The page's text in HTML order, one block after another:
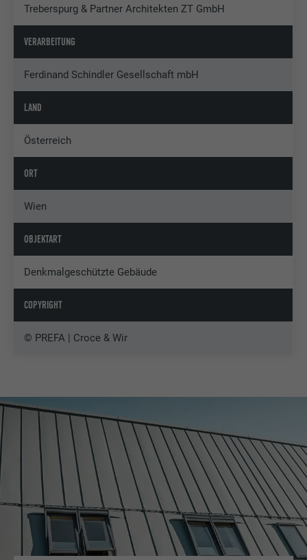
Treberspurg & Partner Architekten ZT GmbH
VERARBEITUNG
Ferdinand Schindler Gesellschaft mbH
LAND
Österreich
ORT
Wien
OBJEKTART
Denkmalgeschützte Gebäude
COPYRIGHT
© PREFA | Croce & Wir